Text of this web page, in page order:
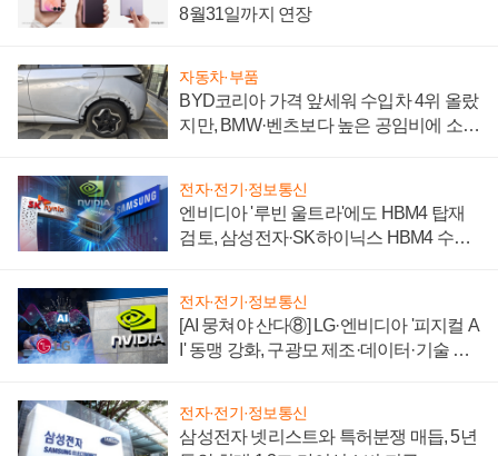
8월31일까지 연장
자동차·부품
BYD코리아 가격 앞세워 수입차 4위 올랐
지만, BMW·벤츠보다 높은 공임비에 소비
전자·전기·정보통신
엔비디아 '루빈 울트라'에도 HBM4 탑재
검토, 삼성전자·SK하이닉스 HBM4 수율
전자·전기·정보통신
[AI 뭉쳐야 산다⑧] LG·엔비디아 '피지컬 A
I' 동맹 강화, 구광모 제조·데이터·기술 결
전자·전기·정보통신
삼성전자 넷리스트와 특허분쟁 매듭, 5년